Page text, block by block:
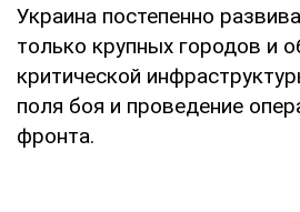
Украина постепенно
только крупных городов и
критической
поля боя и проведение
фронта.